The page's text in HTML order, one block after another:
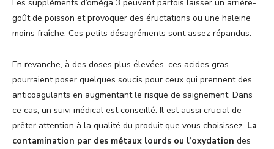
Les suppléments d’oméga 3 peuvent parfois laisser un arrière-
goût de poisson et provoquer des éructations ou une haleine
moins fraîche. Ces petits désagréments sont assez répandus.
En revanche, à des doses plus élevées, ces acides gras
pourraient poser quelques soucis pour ceux qui prennent des
anticoagulants en augmentant le risque de saignement. Dans
ce cas, un suivi médical est conseillé. Il est aussi crucial de
prêter attention à la qualité du produit que vous choisissez. La
contamination par des métaux lourds ou l’oxydation des